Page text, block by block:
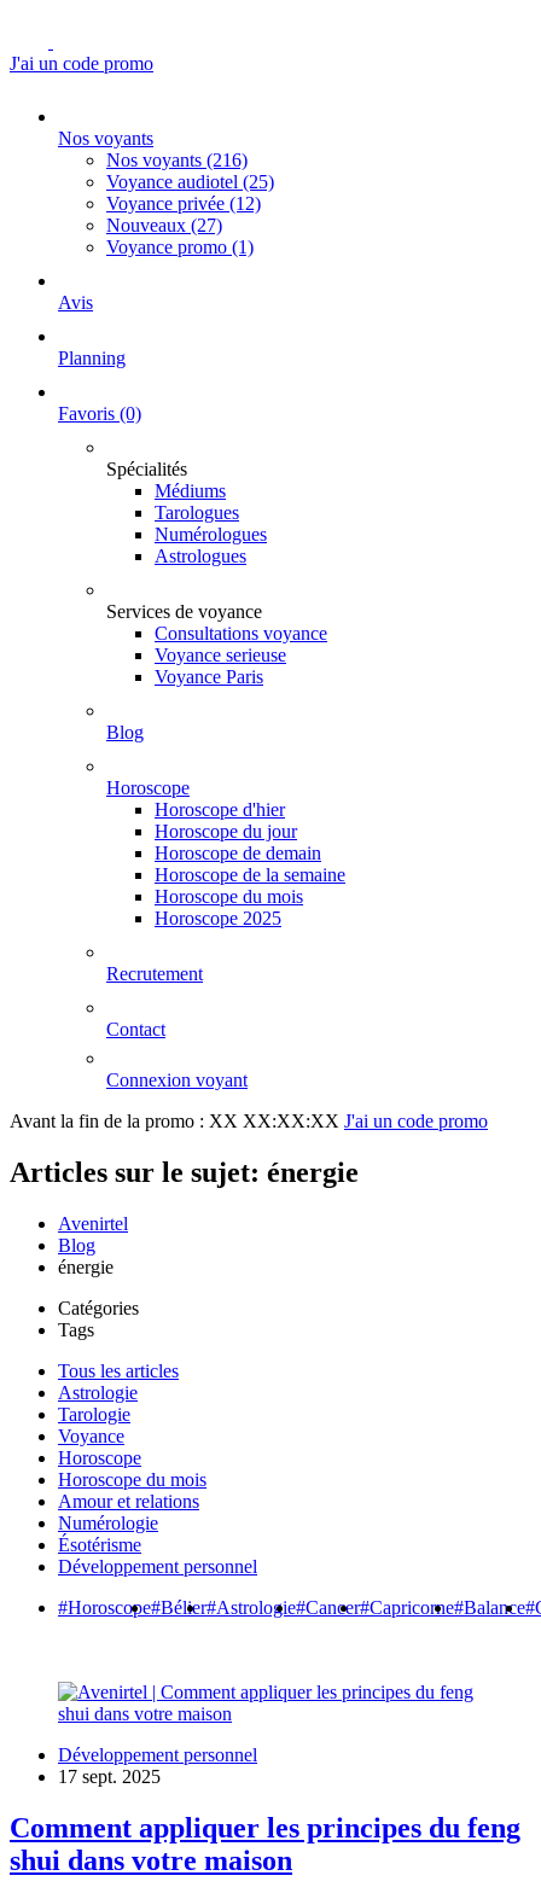
J'ai un code promo
Nos voyants
Nos voyants (216)
Voyance audiotel (25)
Voyance privée (12)
Nouveaux (27)
Voyance promo (1)
Avis
Planning
Favoris (0)
Spécialités
Médiums
Tarologues
Numérologues
Astrologues
Services de voyance
Consultations voyance
Voyance serieuse
Voyance Paris
Blog
Horoscope
Horoscope d'hier
Horoscope du jour
Horoscope de demain
Horoscope de la semaine
Horoscope du mois
Horoscope 2025
Recrutement
Contact
Connexion voyant
Avant la fin de la promo : XX XX:XX:XX J'ai un code promo
Articles sur le sujet: énergie
Avenirtel
Blog
énergie
Catégories
Tags
Tous les articles
Astrologie
Tarologie
Voyance
Horoscope
Horoscope du mois
Amour et relations
Numérologie
Ésotérisme
Développement personnel
#Horoscope#Bélier#Astrologie#Cancer#Capricorne#Balance
Développement personnel
17 sept. 2025
Comment appliquer les principes du feng
shui dans votre maison